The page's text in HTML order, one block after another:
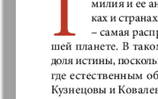
Германия плюс
Домашний
кулинар